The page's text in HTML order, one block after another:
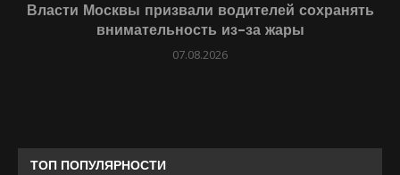
Власти Москвы призвали водителей сохранять
внимательность из-за жары
07.08.2026
ТОП ПОПУЛЯРНОСТИ